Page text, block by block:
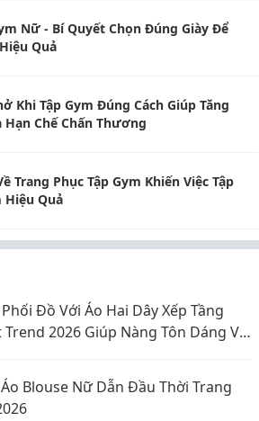
Nữ - Bí Quyết Chọn Đúng Giày Để
Quả
Khi Tập Gym Đúng Cách Giúp Tăng
Hạn Chế Chấn Thương
Trang Phục Tập Gym Khiến Việc Tập
Hiệu Quả
Đồ Với Áo Hai Dây Xếp Tầng
2026 Giúp Nàng Tôn Dáng Và
Blouse Nữ Dẫn Đầu Thời Trang